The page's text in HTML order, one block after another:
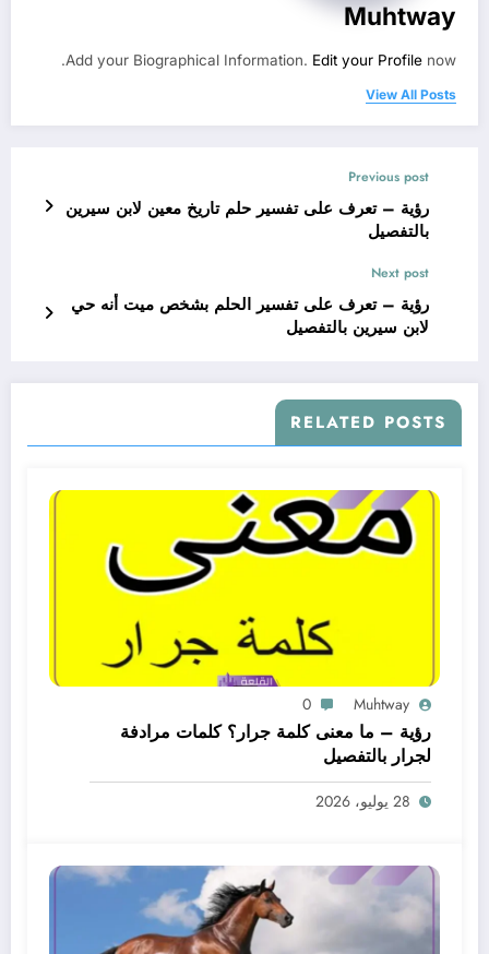
Muhtway
Add your Biographical Information. Edit your Profile now.
View All Posts
Previous post
رؤية – تعرف على تفسير حلم تاريخ معين لابن سيرين
بالتفصيل
Next post
رؤية – تعرف على تفسير الحلم بشخص ميت أنه حي
لابن سيرين بالتفصيل
RELATED POSTS
Muhtway
0
رؤية – ما معنى كلمة جرار؟ كلمات مرادفة
لجرار بالتفصيل
28 يوليو، 2026